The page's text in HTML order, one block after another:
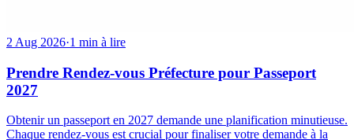
2 Aug 2026·1 min à lire
Prendre Rendez-vous Préfecture pour Passeport
2027
Obtenir un passeport en 2027 demande une planification minutieuse.
Chaque rendez-vous est crucial pour finaliser votre demande à la